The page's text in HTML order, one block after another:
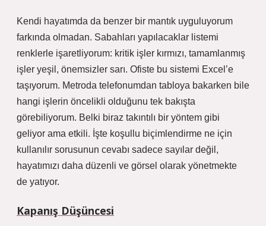
Kendi hayatımda da benzer bir mantık uyguluyorum
farkında olmadan. Sabahları yapılacaklar listemi
renklerle işaretliyorum: kritik işler kırmızı, tamamlanmış
işler yeşil, önemsizler sarı. Ofiste bu sistemi Excel’e
taşıyorum. Metroda telefonumdan tabloya bakarken bile
hangi işlerin öncelikli olduğunu tek bakışta
görebiliyorum. Belki biraz takıntılı bir yöntem gibi
geliyor ama etkili. İşte koşullu biçimlendirme ne için
kullanılır sorusunun cevabı sadece sayılar değil,
hayatımızı daha düzenli ve görsel olarak yönetmekte
de yatıyor.
Kapanış Düşüncesi